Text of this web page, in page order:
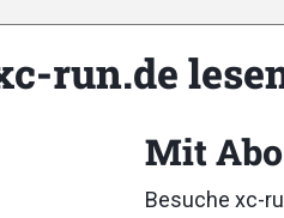
run.de
Mit Abo
Besuche xc-